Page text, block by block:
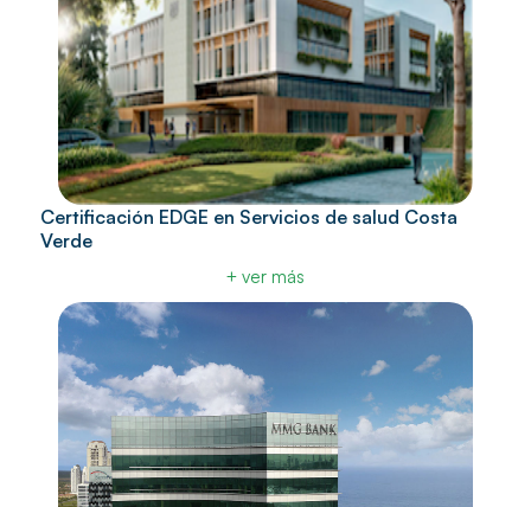
Certificación EDGE en Servicios de salud Costa
Verde
+ ver más